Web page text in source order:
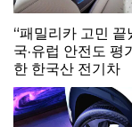
“패밀리카 고민 끝
국·유럽 안전도 평
한 한국산 전기차